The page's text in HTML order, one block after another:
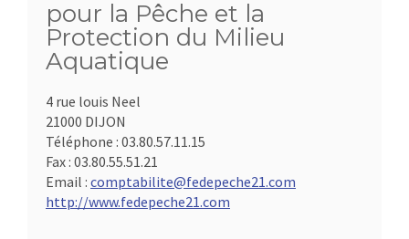
pour la Pêche et la
Protection du Milieu
Aquatique
4 rue louis Neel
21000 DIJON
Téléphone : 03.80.57.11.15
Fax : 03.80.55.51.21
Email : comptabilite@fedepeche21.com
http://www.fedepeche21.com